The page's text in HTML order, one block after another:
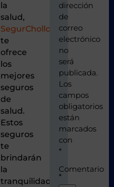
la
salud,
SegurChollo
te
ofrece
los
mejores
seguros
de
salud.
Estos
seguros
te
brindarán
la
tranquilidad
dirección
de
correo
electrónico
no
será
publicada.
Los
campos
obligatorios
están
marcados
con
*
Comentario
*